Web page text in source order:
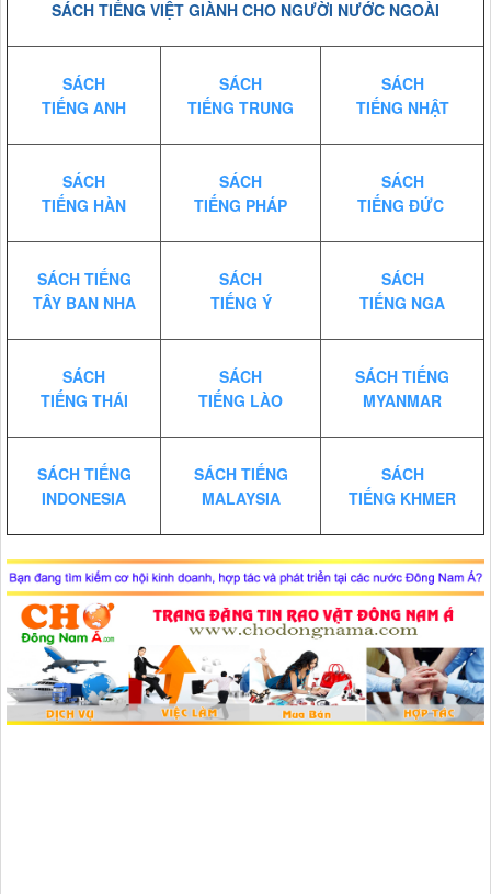
SÁCH TIẾNG VIỆT GIÀNH CHO NGƯỜI NƯỚC NGOÀI
SÁCH
TIẾNG ANH
SÁCH
TIẾNG TRUNG
SÁCH
TIẾNG NHẬT
SÁCH
TIẾNG HÀN
SÁCH
TIẾNG PHÁP
SÁCH
TIẾNG ĐỨC
SÁCH TIẾNG
TÂY BAN NHA
SÁCH
TIẾNG Ý
SÁCH
TIẾNG NGA
SÁCH
TIẾNG THÁI
SÁCH
TIẾNG LÀO
SÁCH TIẾNG
MYANMAR
SÁCH TIẾNG
INDONESIA
SÁCH TIẾNG
MALAYSIA
SÁCH
TIẾNG KHMER